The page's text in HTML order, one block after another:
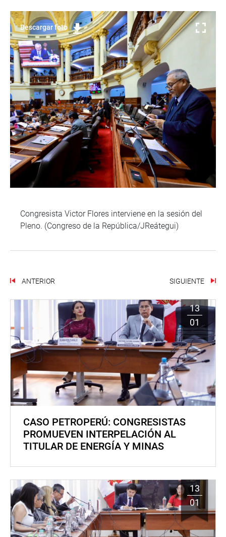
Descargar foto
Congresista Victor Flores interviene en la sesión del
Pleno. (Congreso de la República/JReátegui)
ANTERIOR SIGUIENTE
13
01
CASO PETROPERÚ: CONGRESISTAS
PROMUEVEN INTERPELACIÓN AL
TITULAR DE ENERGÍA Y MINAS
13
01